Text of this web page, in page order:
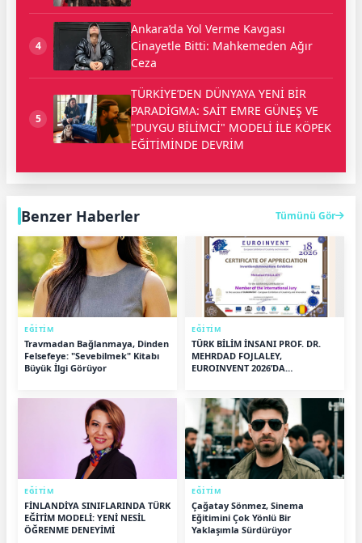
4
Ankara’da Yol Verme Kavgası
Cinayetle Bitti: Mahkemeden Ağır
Ceza
5
TÜRKİYE’DEN DÜNYAYA YENİ BİR
PARADİGMA: SAİT EMRE GÜNEŞ VE
"DUYGU BİLİMCİ" MODELİ İLE KÖPEK
EĞİTİMİNDE DEVRİM
Benzer Haberler Tümünü Gör
EĞİTİM
Travmadan Bağlanmaya, Dinden
Felsefeye: "Sevebilmek" Kitabı
Büyük İlgi Görüyor
EĞİTİM
TÜRK BİLİM İNSANI PROF. DR.
MEHRDAD FOJLALEY,
EUROINVENT 2026’DA
EĞİTİM
FİNLANDİYA SINIFLARINDA TÜRK
EĞİTİM MODELİ: YENİ NESİL
ÖĞRENME DENEYİMİ
EĞİTİM
Çağatay Sönmez, Sinema
Eğitimini Çok Yönlü Bir
Yaklaşımla Sürdürüyor